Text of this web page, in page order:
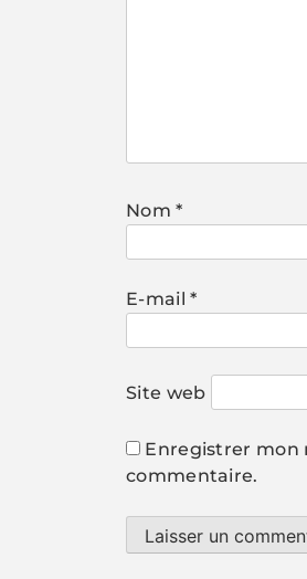
Nom*
E-mail*
Site web
Enregistrer mon
commentaire.